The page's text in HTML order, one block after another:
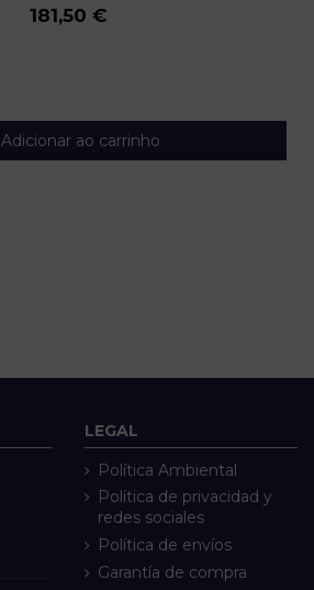
181,50 €
Adicionar ao carrinho
LEGAL
Política Ambiental
Política de privacidad y
redes sociales
Política de envíos
Garantía de compra